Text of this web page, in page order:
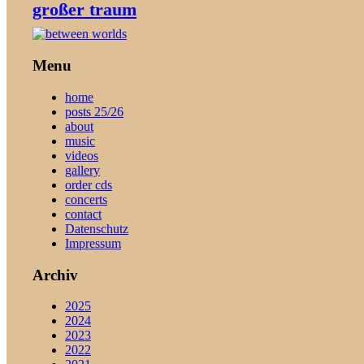
großer traum
Menu
home
posts 25/26
about
music
videos
gallery
order cds
concerts
contact
Datenschutz
Impressum
Archiv
2025
2024
2023
2022